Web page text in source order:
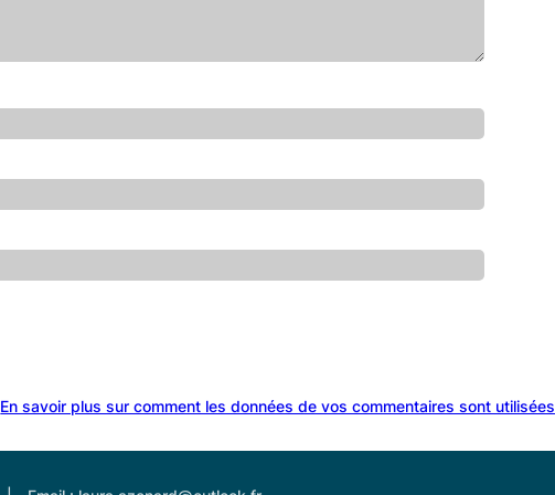
En savoir plus sur comment les données de vos commentaires sont utilisées